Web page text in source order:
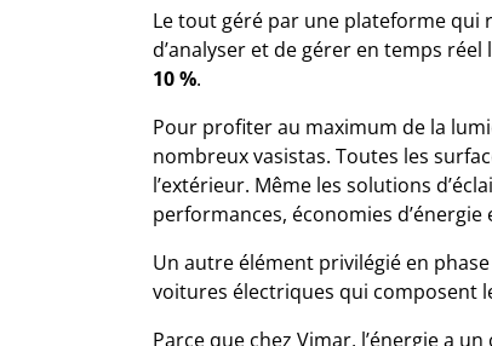
Le tout géré par une plateforme qui
d’analyser et de gérer en temps
10 %.
Pour profiter au maximum de la
nombreux vasistas. Toutes les
l’extérieur. Même les solutions
performances, économies
Un autre élément privilégié en
voitures électriques qui composent
Parce que chez Vimar, l’énergie a